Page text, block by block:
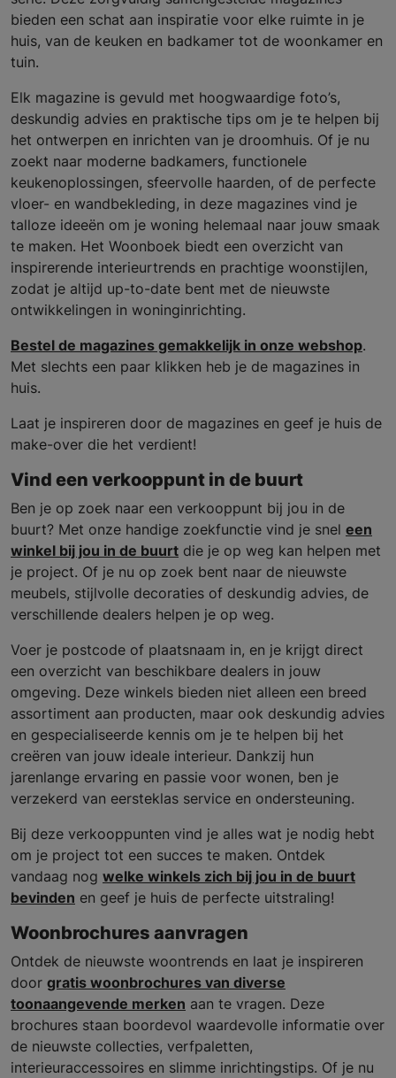
bieden een schat aan inspiratie voor elke ruimte in je
huis, van de keuken en badkamer tot de woonkamer en
tuin.
Elk magazine is gevuld met hoogwaardige foto’s,
deskundig advies en praktische tips om je te helpen bij
het ontwerpen en inrichten van je droomhuis. Of je nu
zoekt naar moderne badkamers, functionele
keukenoplossingen, sfeervolle haarden, of de perfecte
vloer- en wandbekleding, in deze magazines vind je
talloze ideeën om je woning helemaal naar jouw smaak
te maken. Het Woonboek biedt een overzicht van
inspirerende interieurtrends en prachtige woonstijlen,
zodat je altijd up-to-date bent met de nieuwste
ontwikkelingen in woninginrichting.
Bestel de magazines gemakkelijk in onze webshop.
Met slechts een paar klikken heb je de magazines in
huis.
Laat je inspireren door de magazines en geef je huis de
make-over die het verdient!
Vind een verkooppunt in de buurt
Ben je op zoek naar een verkooppunt bij jou in de
buurt? Met onze handige zoekfunctie vind je snel een
winkel bij jou in de buurt die je op weg kan helpen met
je project. Of je nu op zoek bent naar de nieuwste
meubels, stijlvolle decoraties of deskundig advies, de
verschillende dealers helpen je op weg.
Voer je postcode of plaatsnaam in, en je krijgt direct
een overzicht van beschikbare dealers in jouw
omgeving. Deze winkels bieden niet alleen een breed
assortiment aan producten, maar ook deskundig advies
en gespecialiseerde kennis om je te helpen bij het
creëren van jouw ideale interieur. Dankzij hun
jarenlange ervaring en passie voor wonen, ben je
verzekerd van eersteklas service en ondersteuning.
Bij deze verkooppunten vind je alles wat je nodig hebt
om je project tot een succes te maken. Ontdek
vandaag nog welke winkels zich bij jou in de buurt
bevinden en geef je huis de perfecte uitstraling!
Woonbrochures aanvragen
Ontdek de nieuwste woontrends en laat je inspireren
door gratis woonbrochures van diverse
toonaangevende merken aan te vragen. Deze
brochures staan boordevol waardevolle informatie over
de nieuwste collecties, verfpaletten,
interieuraccessoires en slimme inrichtingstips. Of je nu